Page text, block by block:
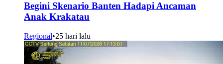
Begini Skenario Banten Hadapi Ancaman
Anak Krakatau
Regional•25 hari lalu